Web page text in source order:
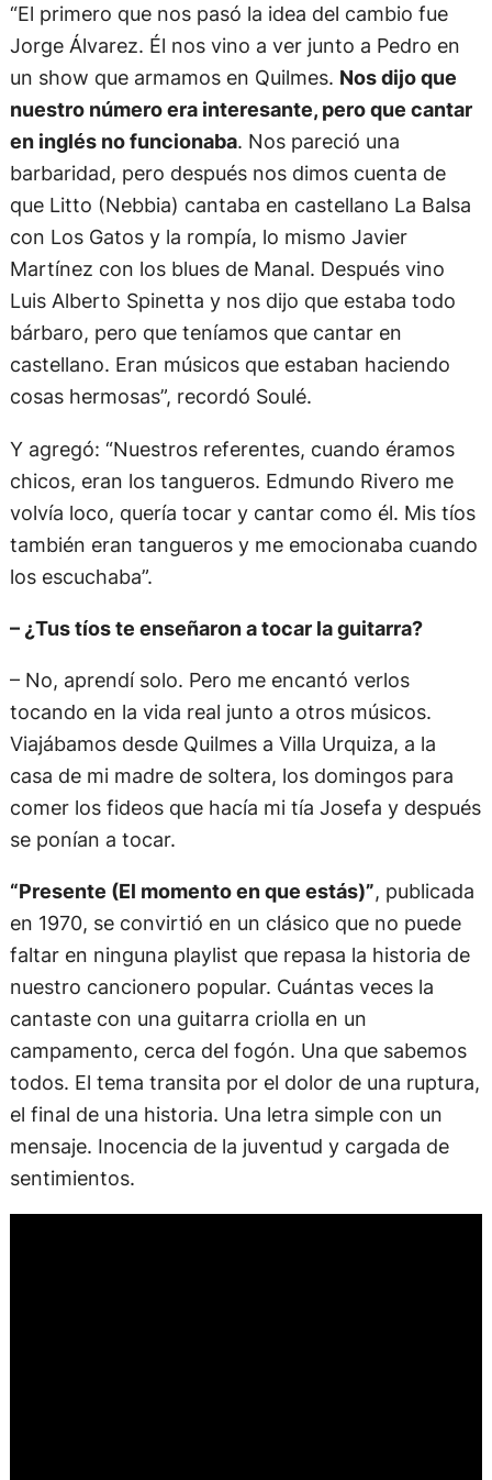
“El primero que nos pasó la idea del cambio fue
Jorge Álvarez. Él nos vino a ver junto a Pedro en
un show que armamos en Quilmes. Nos dijo que
nuestro número era interesante, pero que cantar
en inglés no funcionaba. Nos pareció una
barbaridad, pero después nos dimos cuenta de
que Litto (Nebbia) cantaba en castellano La Balsa
con Los Gatos y la rompía, lo mismo Javier
Martínez con los blues de Manal. Después vino
Luis Alberto Spinetta y nos dijo que estaba todo
bárbaro, pero que teníamos que cantar en
castellano. Eran músicos que estaban haciendo
cosas hermosas”, recordó Soulé.
Y agregó: “Nuestros referentes, cuando éramos
chicos, eran los tangueros. Edmundo Rivero me
volvía loco, quería tocar y cantar como él. Mis tíos
también eran tangueros y me emocionaba cuando
los escuchaba”.
– ¿Tus tíos te enseñaron a tocar la guitarra?
– No, aprendí solo. Pero me encantó verlos
tocando en la vida real junto a otros músicos.
Viajábamos desde Quilmes a Villa Urquiza, a la
casa de mi madre de soltera, los domingos para
comer los fideos que hacía mi tía Josefa y después
se ponían a tocar.
“Presente (El momento en que estás)”, publicada
en 1970, se convirtió en un clásico que no puede
faltar en ninguna playlist que repasa la historia de
nuestro cancionero popular. Cuántas veces la
cantaste con una guitarra criolla en un
campamento, cerca del fogón. Una que sabemos
todos. El tema transita por el dolor de una ruptura,
el final de una historia. Una letra simple con un
mensaje. Inocencia de la juventud y cargada de
sentimientos.